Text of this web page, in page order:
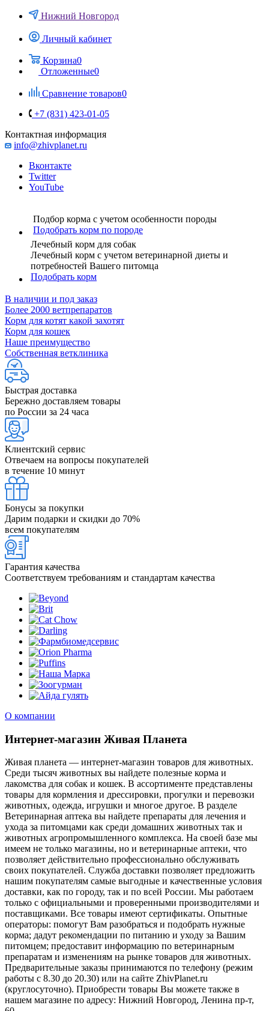
Нижний Новгород
Личный кабинет
Корзина0
Отложенные0
Сравнение товаров0
+7 (831) 423-01-05
Контактная информация
info@zhivplanet.ru
Вконтакте
Twitter
YouTube
Подбор корма с учетом особенности породы
Подобрать корм по породе
Лечебный корм для собак
Лечебный корм с учетом ветеринарной диеты и
потребностей Вашего питомца
Подобрать корм
В наличии и под заказ
Более 2000 ветпрепаратов
Корм для котят какой захотят
Корм для кошек
Наше преимущество
Собственная ветклиника
Быстрая доставка
Бережно доставляем товары
по России за 24 часа
Клиентский сервис
Отвечаем на вопросы покупателей
в течение 10 минут
Бонусы за покупки
Дарим подарки и скидки до 70%
всем покупателям
Гарантия качества
Соответствуем требованиям и стандартам качества
О компании
Интернет-магазин Живая Планета
Живая планета — интернет-магазин товаров для животных.
Среди тысяч животных вы найдете полезные корма и
лакомства для собак и кошек. В ассортименте представлены
товары для кормления и дрессировки, прогулки и перевозки
животных, одежда, игрушки и многое другое. В разделе
Ветеринарная аптека вы найдете препараты для лечения и
ухода за питомцами как среди домашних животных так и
животных агропромышленного комплекса. На своей базе мы
имеем не только магазины, но и ветеринарные аптеки, что
позволяет действительно профессионально обслуживать
своих покупателей. Служба доставки позволяет предложить
нашим покупателям самые выгодные и качественные условия
доставки, как по городу, так и по всей России. Мы работаем
только с официальными и проверенными производителями и
поставщиками. Все товары имеют сертификаты. Опытные
операторы: помогут Вам разобраться и подобрать нужные
корма; дадут рекомендации по питанию и уходу за Вашим
питомцем; предоставит информацию по ветеринарным
препаратам и изменениям на рынке товаров для животных.
Предварительные заказы принимаются по телефону (режим
работы с 8.30 до 20.30) или на сайте ZhivPlanet.ru
(круглосуточно). Приобрести товары Вы можете также в
нашем магазине по адресу: Нижний Новгород, Ленина пр-т,